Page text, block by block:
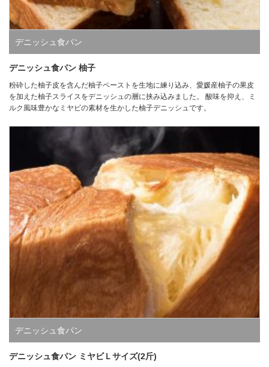
デニッシュ食パン
デニッシュ食パン 柚子
粉砕した柚子皮を含んだ柚子ペーストを生地に練り込み、愛媛産柚子の果皮
を加えた柚子スライスをデニッシュの層に挟み込みました。 酸味を抑え、ミ
ルク風味豊かなミヤビの素材を生かした柚子デニッシュです。
デニッシュ食パン
デニッシュ食パン ミヤビＬサイズ(2斤)